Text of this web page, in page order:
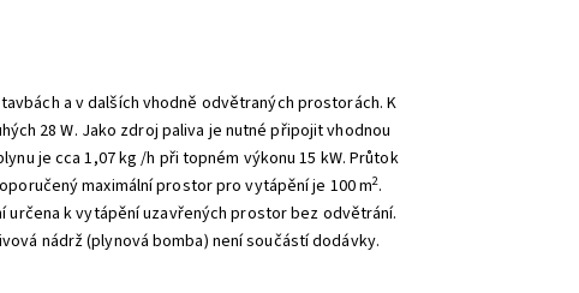
a v dalších vhodně odvětraných prostorách. K
28 W. Jako zdroj paliva je nutné připojit vhodnou
je cca 1,07 kg /h při topném výkonu 15 kW. Průtok
maximální prostor pro vytápění je 100 m2.
určena k vytápění uzavřených prostor bez odvětrání.
nádrž (plynová bomba) není součástí dodávky.